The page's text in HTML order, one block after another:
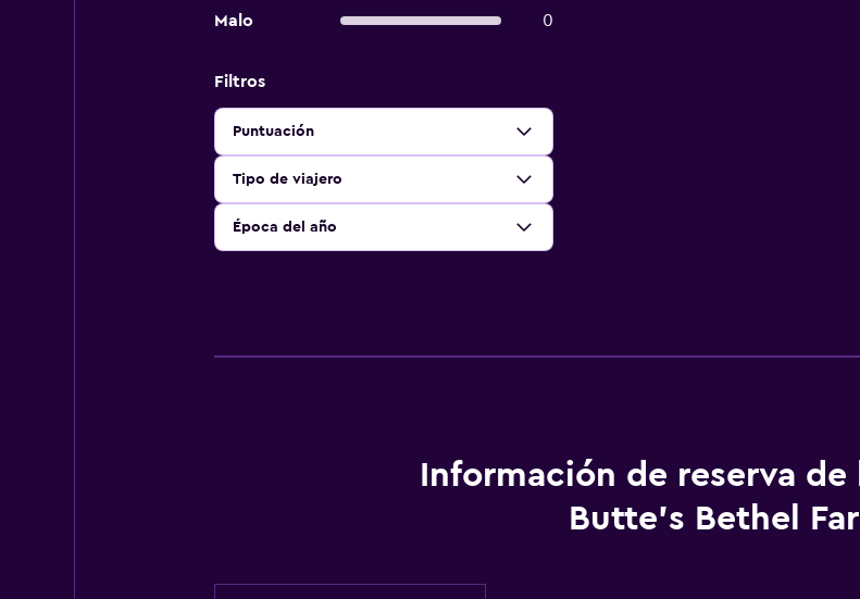
Malo
0
Filtros
Puntuación
Tipo de viajero
Época del año
Información de reserva
Butte's Bethel